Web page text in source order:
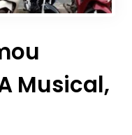
Musical,